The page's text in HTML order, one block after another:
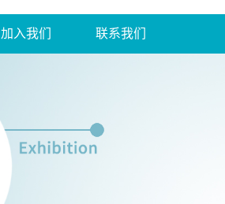
加入我们 联系我们